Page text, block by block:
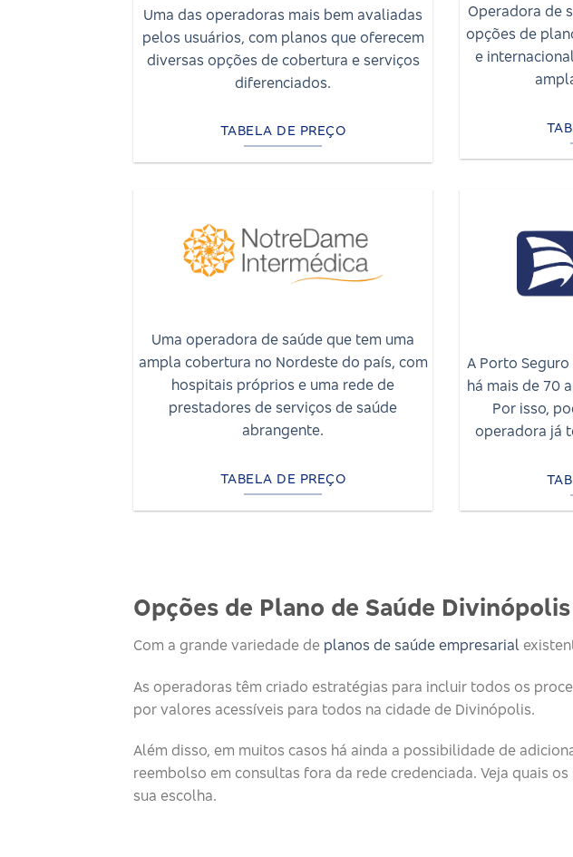
Uma das operadoras mais bem avaliadas
pelos usuários, com planos que oferecem
diversas opções de cobertura e serviços
diferenciados.
TABELA DE PREÇO
Operadora de
opções de
e
Uma operadora de saúde que tem uma
ampla cobertura no Nordeste do país, com
hospitais próprios e uma rede de
prestadores de serviços de saúde
abrangente.
TABELA DE PREÇO
A Porto
há mais de 70
Por isso,
operadora já
Opções de Plano de Saúde Divinópolis
Com a grande variedade de planos de saúde empresarial
As operadoras têm criado estratégias para incluir todos os
por valores acessíveis para todos na cidade de Divinópolis.
Além disso, em muitos casos há ainda a possibilidade de
reembolso em consultas fora da rede credenciada. Veja quais
sua escolha.